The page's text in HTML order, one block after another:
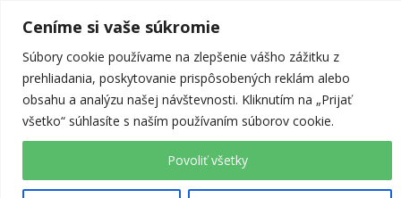
Ceníme si vaše súkromie
Súbory cookie používame na zlepšenie vášho zážitku z
prehliadania, poskytovanie prispôsobených reklám alebo
obsahu a analýzu našej návštevnosti. Kliknutím na „Prijať
všetko“ súhlasíte s naším používaním súborov cookie.
Povoliť všetky